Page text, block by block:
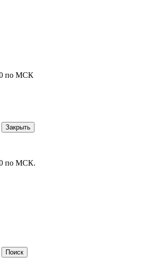
по МСК
Закрыть
по МСК.
Поиск